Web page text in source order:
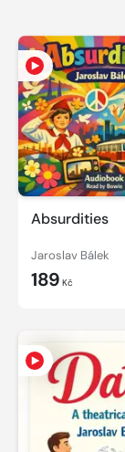
Absurdities
Jaroslav Bálek
189 Kč